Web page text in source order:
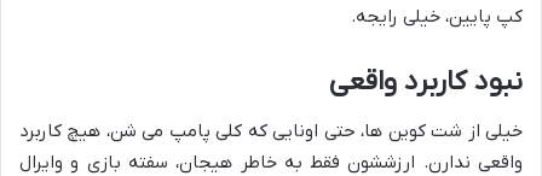
کپ پایین، خیلی رایجه.
نبود کاربرد واقعی
خیلی از شت کوین ها، حتی اونایی که کلی پامپ می شن، هیچ کاربرد
واقعی ندارن. ارزششون فقط به خاطر هیجان، سفته بازی و وایرال